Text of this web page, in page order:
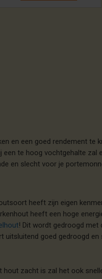
en een goed rendement te
te hoog vochtgehalte zal
en slecht voor je
heeft zijn eigen
heeft een hoge
! Dit wordt gedroogd
uitsluitend goed gedroogd
zacht is zal het ook